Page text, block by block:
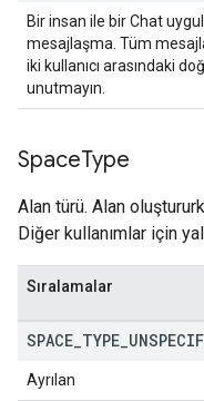
Bir insan ile bir Chat
mesajlaşma. Tüm
iki kullanıcı arasındaki
unutmayın.
SpaceType
Alan türü. Alan
Diğer kullanımlar için
Sıralamalar
SPACE TYPE
Ayrılan